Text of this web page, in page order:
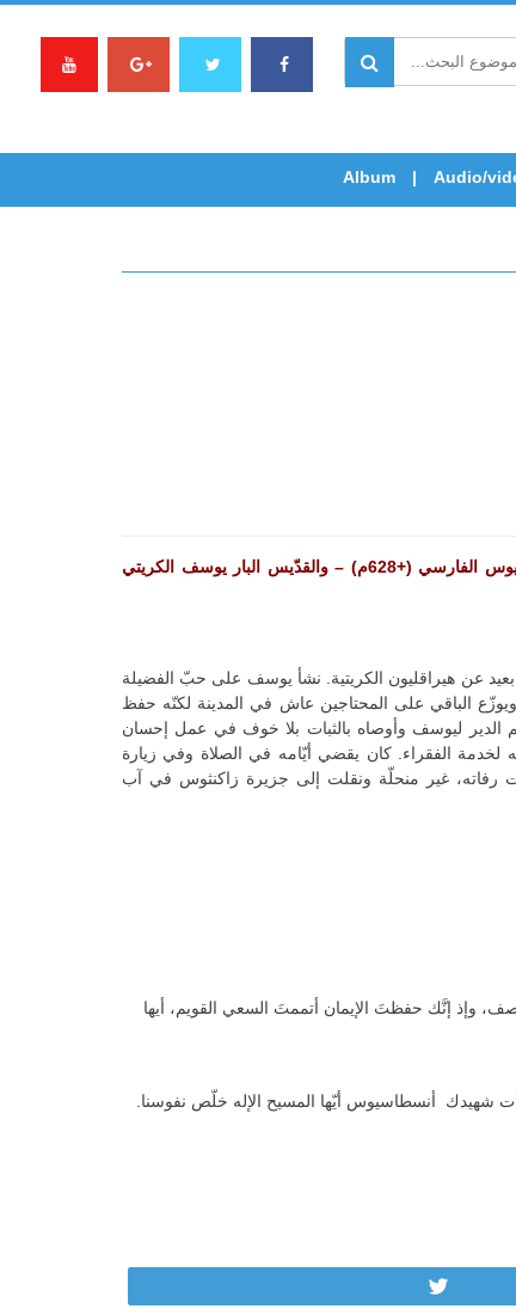
Audio/
Album
السبت من الأسبوع الرابع والثلاثين بعد العنصرة – تذكار القدّيس الرسول تيموثاوس (+ القرن الثاني الميلادي) – والقدّيس الشهيد أنسطاسيوس الفارسي (+628م) – والقدّيس البار يوسف الكريتي
عن هيراقليون الكريتية. نشأ يوسف على حبّ الفضيلة
الباقي على المحتاجين عاش في المدينة لكنّه حفظ
الدير ليوسف وأوصاه بالثبات بلا خوف في عمل إحسان
لخدمة الفقراء. كان يقضي أيّامه في الصلاة وفي زيارة
غير منحلّة ونقلت إلى جزيرة زاكنثوس في آب
وإذ إنَّك حفظتَ الإيمان أتممتَ السعي القويم، أيها
شهيدك أنسطاسيوس أيّها المسيح الإله خلّص نفوسنا.